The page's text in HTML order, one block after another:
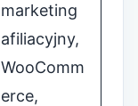
marketing
afiliacyjny,
WooComm
erce,